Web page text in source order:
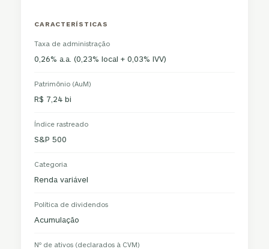
CARACTERÍSTICAS
Taxa de administração
0,26% a.a. (0,23% local + 0,03% IVV)
Patrimônio (AuM)
R$ 7,24 bi
Índice rastreado
S&P 500
Categoria
Renda variável
Política de dividendos
Acumulação
Nº de ativos (declarados à CVM)